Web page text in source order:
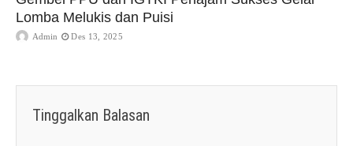
Lomba Melukis dan Puisi
Admin Des 13, 2025
Tinggalkan Balasan